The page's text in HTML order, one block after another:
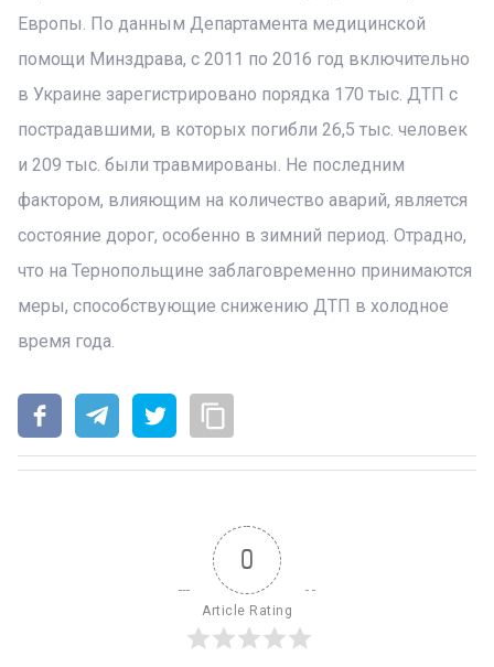
Европы. По данным Департамента медицинской
помощи Минздрава, с 2011 по 2016 год включительно
в Украине зарегистрировано порядка 170 тыс. ДТП с
пострадавшими, в которых погибли 26,5 тыс. человек
и 209 тыс. были травмированы. Не последним
фактором, влияющим на количество аварий, является
состояние дорог, особенно в зимний период. Отрадно,
что на Тернопольщине заблаговременно принимаются
меры, способствующие снижению ДТП в холодное
время года.
0
Article Rating